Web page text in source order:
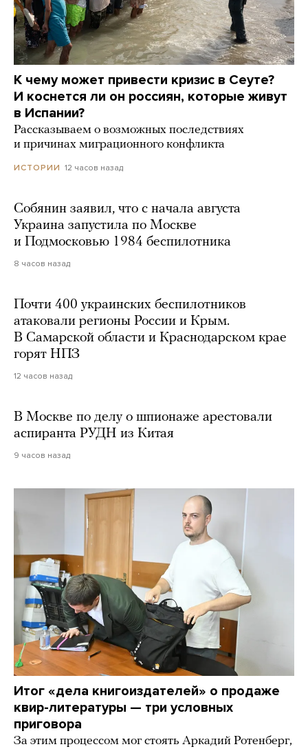
К чему может привести кризис в Сеуте?
И коснется ли он россиян, которые живут
в Испании?
Рассказываем о возможных последствиях
и причинах миграционного конфликта
ИСТОРИИ 12 часов назад
Собянин заявил, что с начала августа
Украина запустила по Москве
и Подмосковью 1984 беспилотника
8 часов назад
Почти 400 украинских беспилотников
атаковали регионы России и Крым.
В Самарской области и Краснодарском крае
горят НПЗ
12 часов назад
В Москве по делу о шпионаже арестовали
аспиранта РУДН из Китая
9 часов назад
Итог «дела книгоиздателей» о продаже
квир-литературы — три условных
приговора
За этим процессом мог стоять Аркадий Ротенберг,